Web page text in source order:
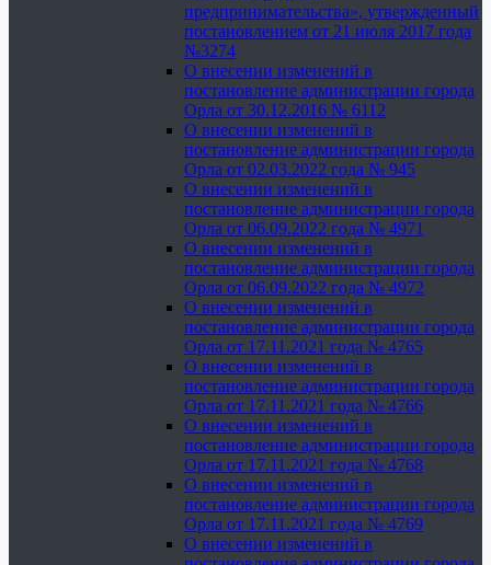
предпринимательства», утвержденный
постановлением от 21 июля 2017 года
№3274
О внесении изменений в
постановление администрации города
Орла от 30.12.2016 № 6112
О внесении изменений в
постановление администрации города
Орла от 02.03.2022 года № 945
О внесении изменений в
постановление администрации города
Орла от 06.09.2022 года № 4971
О внесении изменений в
постановление администрации города
Орла от 06.09.2022 года № 4972
О внесении изменений в
постановление администрации города
Орла от 17.11.2021 года № 4765
О внесении изменений в
постановление администрации города
Орла от 17.11.2021 года № 4766
О внесении изменений в
постановление администрации города
Орла от 17.11.2021 года № 4768
О внесении изменений в
постановление администрации города
Орла от 17.11.2021 года № 4769
О внесении изменений в